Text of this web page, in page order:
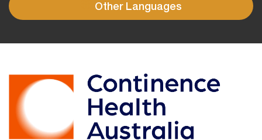
Other Languages